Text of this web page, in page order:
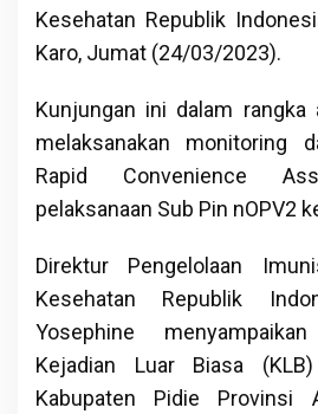
Kesehatan Republik
Karo, Jumat (24/03/2023).
Kunjungan ini dalam rangka
melaksanakan monitoring
Rapid Convenience
pelaksanaan Sub Pin nOPV2
Direktur Pengelolaan
Kesehatan Republik
Yosephine
Kejadian Luar Biasa
Kabupaten Pidie Provinsi